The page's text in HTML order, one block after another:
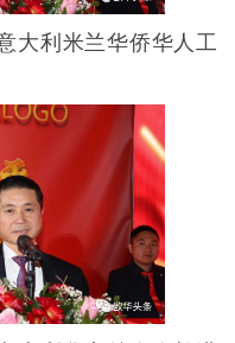
利米兰华侨华人工